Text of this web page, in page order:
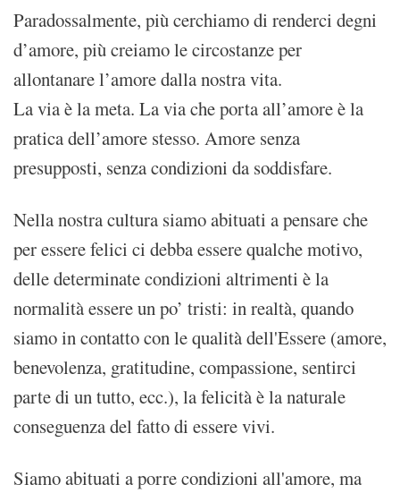
Paradossalmente, più cerchiamo di renderci degni
d’amore, più creiamo le circostanze per
allontanare l’amore dalla nostra vita.
La via è la meta. La via che porta all’amore è la
pratica dell’amore stesso. Amore senza
presupposti, senza condizioni da soddisfare.
Nella nostra cultura siamo abituati a pensare che
per essere felici ci debba essere qualche motivo,
delle determinate condizioni altrimenti è la
normalità essere un po’ tristi: in realtà, quando
siamo in contatto con le qualità dell'Essere (amore,
benevolenza, gratitudine, compassione, sentirci
parte di un tutto, ecc.), la felicità è la naturale
conseguenza del fatto di essere vivi.
Siamo abituati a porre condizioni all'amore, ma